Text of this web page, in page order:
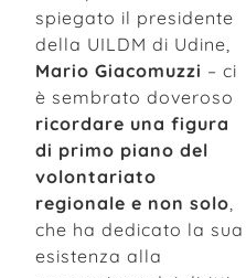
spiegato il presidente
della UILDM di Udine,
Mario Giacomuzzi – ci
è sembrato doveroso
ricordare una figura
di primo piano del
volontariato
regionale e non solo,
che ha dedicato la sua
esistenza alla